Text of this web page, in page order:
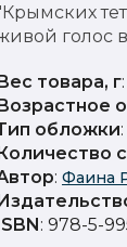
голос
товара, г
обложки
: Фаина
: 978-5-